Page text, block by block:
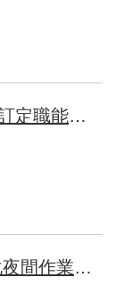
強化職災勞工復工銜接，勞動部訂定職能復健生(心)理強化訓練機構補助及管理要點
職安署執行夜間勞檢 籲雇主強化夜間作業及春節期間職場安全